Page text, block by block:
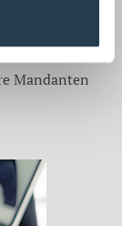
Mandanten